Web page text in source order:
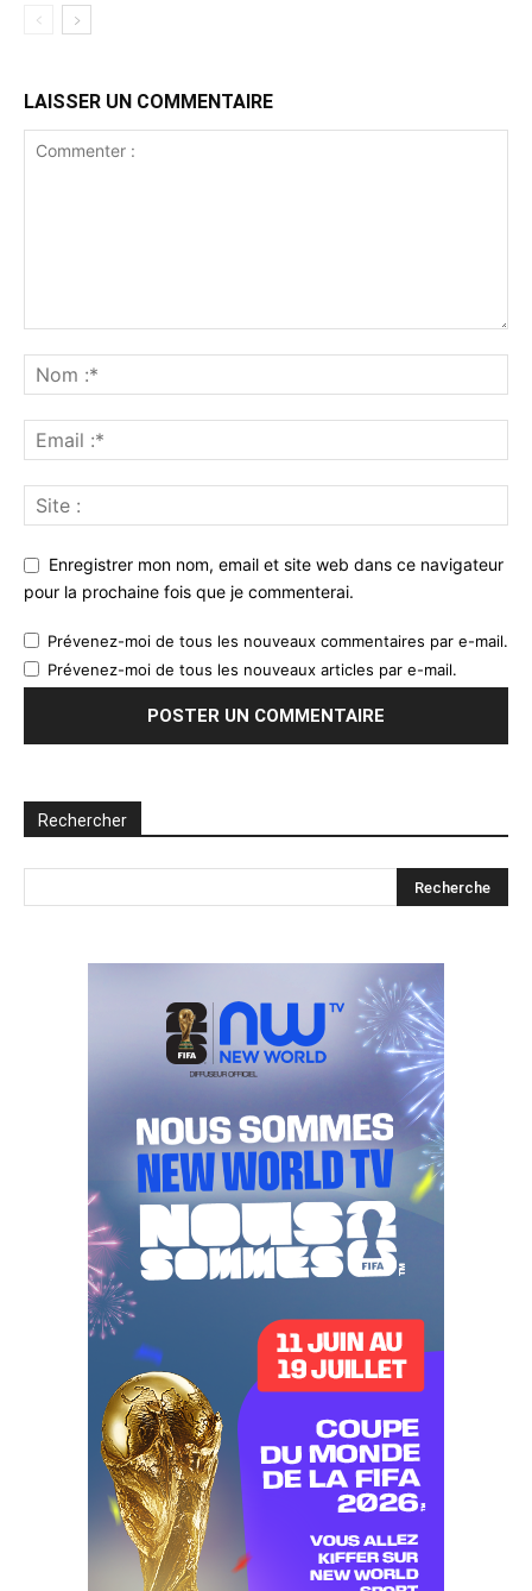
LAISSER UN COMMENTAIRE
Enregistrer mon nom, email et site web dans ce navigateur
pour la prochaine fois que je commenterai.
Prévenez-moi de tous les nouveaux commentaires par e-mail.
Prévenez-moi de tous les nouveaux articles par e-mail.
Rechercher